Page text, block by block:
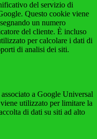
del servizio di
Questo cookie viene
un numero
del cliente. È incluso
per calcolare i dati di
di analisi dei siti.
a Google Universal
utilizzato per limitare la
di dati su siti ad alto